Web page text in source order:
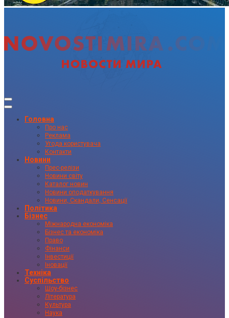
Головна
Про нас
Реклама
Угода користувача
Контакти
Новини
Прес-релізи
Новини світу
Каталог новин
Новини оподаткування
Новини, Скандали, Сенсації
Політика
Бізнес
Міжнародна економіка
Бізнес та економіка
Право
Фінанси
Інвестиції
Іновації
Техніка
Суспільство
Шоу-бізнес
Література
Культура
Наука